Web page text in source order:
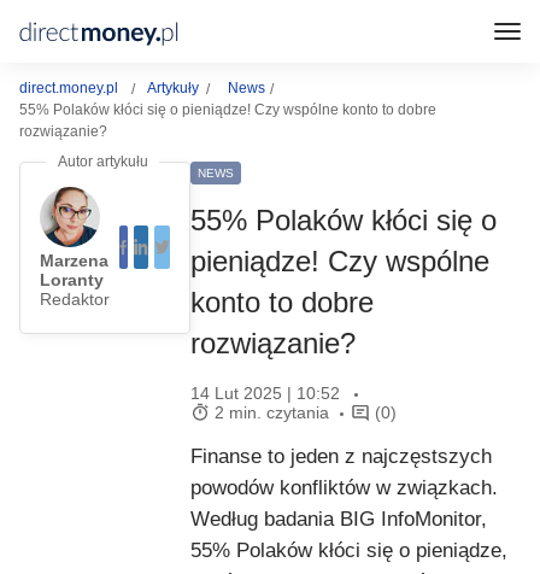
direct.money.pl Artykuły
News
55% Polaków kłóci się o pieniądze! Czy wspólne konto to dobre
rozwiązanie?
Marzena
Loranty
Redaktor
NEWS
55% Polaków kłóci się o
pieniądze! Czy wspólne
konto to dobre
rozwiązanie?
14 Lut 2025 | 10:52
2 min. czytania
(0)
Finanse to jeden z najczęstszych
powodów konfliktów w związkach.
Według badania BIG InfoMonitor,
55% Polaków kłóci się o pieniądze,